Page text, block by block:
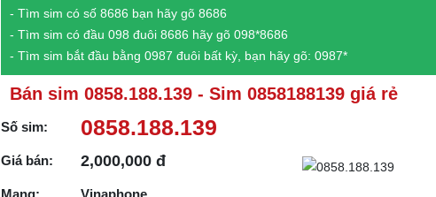
- Tìm sim có số 8686 bạn hãy gõ 8686
- Tìm sim có đầu 098 đuôi 8686 hãy gõ 098*8686
- Tìm sim bắt đầu bằng 0987 đuôi bất kỳ, bạn hãy gõ: 0987*
Bán sim 0858.188.139 - Sim 0858188139 giá rẻ
Số sim: 0858.188.139
Giá bán: 2,000,000 đ
Mạng: Vinaphone